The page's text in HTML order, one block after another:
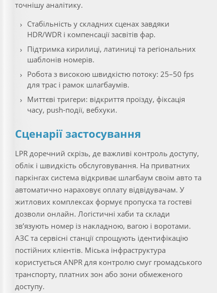
точнішу аналітику.
Стабільність у складних сценах завдяки
HDR/WDR і компенсації засвітів фар.
Підтримка кирилиці, латиниці та регіональних
шаблонів номерів.
Робота з високою швидкістю потоку: 25–50 fps
для трас і рамок шлагбаумів.
Миттєві тригери: відкриття проїзду, фіксація
часу, push-події, вебхуки.
Сценарії застосування
LPR доречний скрізь, де важливі контроль доступу,
облік і швидкість обслуговування. На приватних
паркінгах система відкриває шлагбаум своїм авто та
автоматично нараховує оплату відвідувачам. У
житлових комплексах формує пропуска та гостеві
дозволи онлайн. Логістичні хаби та склади
зв’язують номер із накладною, вагою і воротами.
АЗС та сервісні станції спрощують ідентифікацію
постійних клієнтів. Міська інфраструктура
користується ANPR для контролю смуг громадського
транспорту, платних зон або зони обмеженого
доступу.